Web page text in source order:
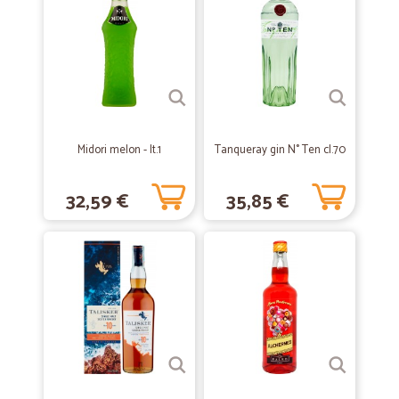
—
Persone Precìse ed Onèste
23/02/2022
Trustpilot
PRATICAMENTE PERFETTI
Ho scoperto questo sito cercando un supermercato online. Sono anni
ormai che acquisto presso di loro e ho avuto un solo problema
peraltro risolto immediatamente. Durante la pandemia sono stati la
mia salvezza, nonostante la mole di lavoro, ho sempre avuto la
merce ordinata in tempi ragionevoli e ho sempre trovato i prodotti di
cui avevo bisogno. Ora praticamente faccio sempre la spesa online su
Cicalia. Lo consiglio sicuramente soprattutto a chi non lo ha ancora
provato. Non ci si può sicuramente pentire.
Midori melon - lt.1
32,59 €
Tanqueray gin N° Ten cl.70
35,85 €